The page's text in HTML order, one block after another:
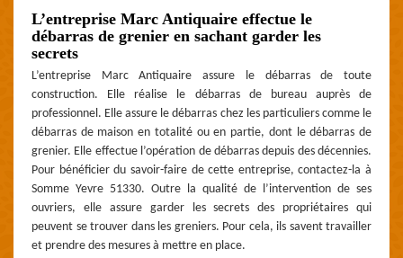
L’entreprise Marc Antiquaire effectue le
débarras de grenier en sachant garder les
secrets
L’entreprise Marc Antiquaire assure le débarras de toute
construction. Elle réalise le débarras de bureau auprès de
professionnel. Elle assure le débarras chez les particuliers comme le
débarras de maison en totalité ou en partie, dont le débarras de
grenier. Elle effectue l’opération de débarras depuis des décennies.
Pour bénéficier du savoir-faire de cette entreprise, contactez-la à
Somme Yevre 51330. Outre la qualité de l’intervention de ses
ouvriers, elle assure garder les secrets des propriétaires qui
peuvent se trouver dans les greniers. Pour cela, ils savent travailler
et prendre des mesures à mettre en place.